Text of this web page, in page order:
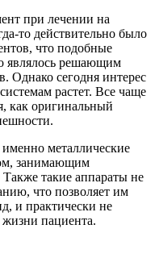
при лечении на
то действительно было
что подобные
являлось решающим
Однако сегодня интерес
растет. Все чаще
как оригинальный
металлические
занимающим
такие аппараты не
что позволяет им
и практически не
пациента.